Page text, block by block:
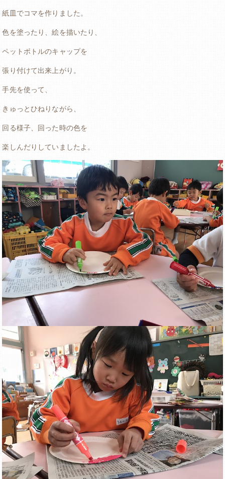
紙皿でコマを作りました。
色を塗ったり、絵を描いたり、
ペットボトルのキャップを
張り付けて出来上がり。
手先を使って、
きゅっとひねりながら、
回る様子、回った時の色を
楽しんだりしていましたよ。